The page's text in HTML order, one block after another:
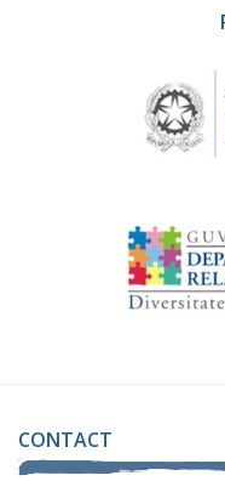
CONTACT